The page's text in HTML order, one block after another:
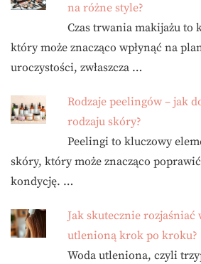
na różne style?
Czas trwania makijażu to
który może znacząco wpłynąć na
uroczystości, zwłaszcza …
Rodzaje peelingów – jak
rodzaju skóry?
Peelingi to kluczowy
skóry, który może znacząco
kondycję. …
Jak skutecznie rozjaśniać
utlenioną krok po kroku?
Woda utleniona, czyli